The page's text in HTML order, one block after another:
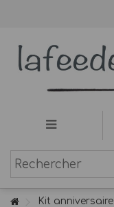
Kit anniversaire